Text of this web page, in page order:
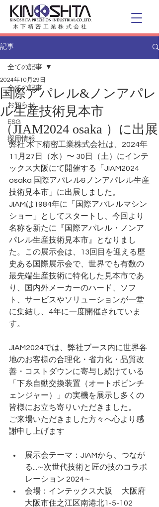
木下精密工業株式会社
記事
全ての記事
お知らせ
ESG
採用情報
全ての記事
国際アパレル&ノンアパレ
ル生産技術見本市
（JIAM2024 osaka ）に出展
2024年10月29日
弊社 木下精密工業株式会社は、2024年
11月27日（水）〜 30日（土）にインテ
ックス大阪にて開催する「JIAM2024
osaka 国際アパレル&ノンアパレル生産
技術見本市」に出展しました。
JIAMは1984年に「国際アパレルマシン
ショー」としてスタートし、今回より
名称を新たに『国際アパレル・ノンア
パレル生産技術見本市』となりまし
た。この展示会は、13回目を迎える歴
史ある国際展示会で、世界でも有数の
最先端生産技術に特化した見本市であ
り、国内外メーカーのハード、ソフ
ト、サービスやソリューションが一堂
に集結し、4年に一度開催されていま
す。
JIAM2024では、弊社ブース内に世界各
地のお客様の合理化・省力化・品質改
善・コストダウンに寄与し続けている
「下糸自動交換装置（オートボビンチ
ェンジャー）」の実機を展示し多くの
皆様にお立ち寄りいただきました。
ご来場いただきました方々へ心より感
謝申し上げます
展示会テーマ：JIAMから、つなが
る...∼次世代技術と匠の技のコラボ
レーション 2024∼
会場：インテックス大阪 　大阪府
大阪市住之江区南港北1-5-102